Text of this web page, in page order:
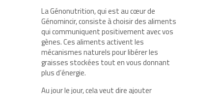
La Génonutrition, qui est au cœur de
Génomincir, consiste à choisir des aliments
qui communiquent positivement avec vos
gènes. Ces aliments activent les
mécanismes naturels pour libérer les
graisses stockées tout en vous donnant
plus d’énergie.
Au jour le jour, cela veut dire ajouter